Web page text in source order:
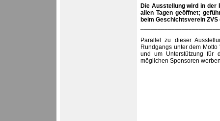
Die Ausstellung wird in der
allen Tagen geöffnet;
beim Geschichtsverein
Parallel zu dieser
Rundgangs unter dem
und um Unterstützung für
möglichen Sponsoren